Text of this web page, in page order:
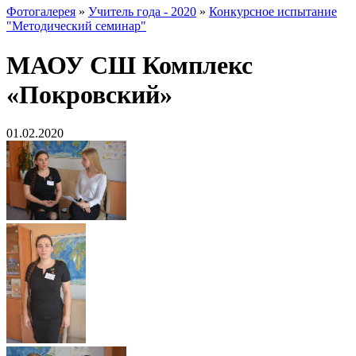
Фотогалерея » Учитель года - 2020 » Конкурсное испытание
"Методический семинар"
МАОУ СШ Комплекс
«Покровский»
01.02.2020